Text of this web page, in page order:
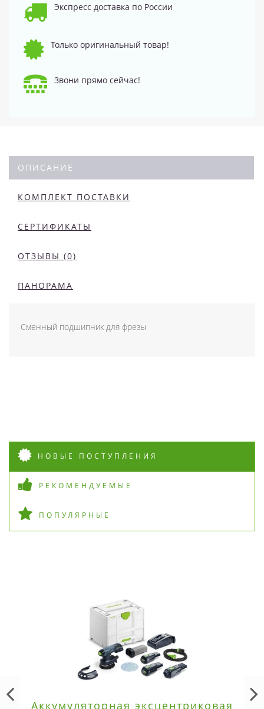
Экспресс доставка по России
Только оригинальный товар!
Звони прямо сейчас!
ОПИСАНИЕ
КОМПЛЕКТ ПОСТАВКИ
СЕРТИФИКАТЫ
ОТЗЫВЫ (0)
ПАНОРАМА
Сменный подшипник для фрезы
НОВЫЕ ПОСТУПЛЕНИЯ
РЕКОМЕНДУЕМЫЕ
ПОПУЛЯРНЫЕ
Аккумуляторная эксцентриковая